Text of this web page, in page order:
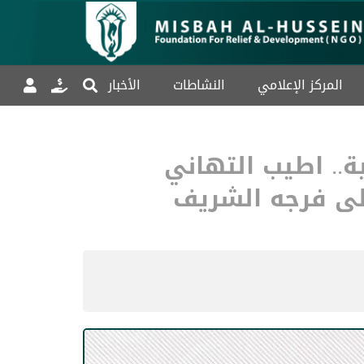
المركز الإعلامي النشاطات الأخبار
اطيب التهاني
فرجه الشريف